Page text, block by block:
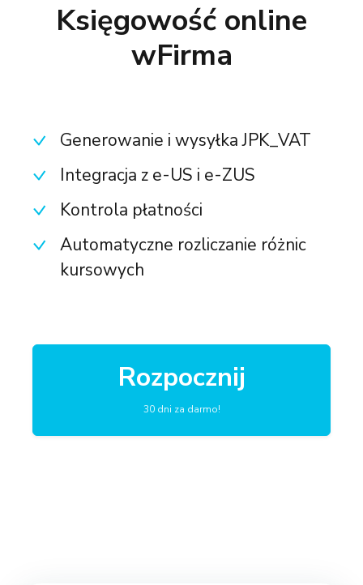
Księgowość online
wFirma
Generowanie i wysyłka JPK_VAT
Integracja z e-US i e-ZUS
Kontrola płatności
Automatyczne rozliczanie różnic
kursowych
Rozpocznij
30 dni za darmo!